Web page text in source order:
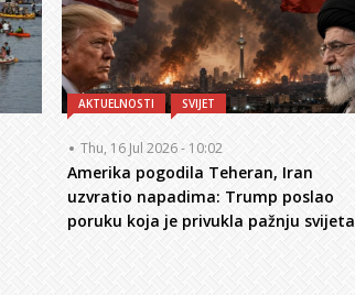
AKTUELNOSTI SVIJET
Thu, 16 Jul 2026 - 10:02
Amerika pogodila Teheran, Iran
uzvratio napadima: Trump poslao
poruku koja je privukla pažnju svijeta